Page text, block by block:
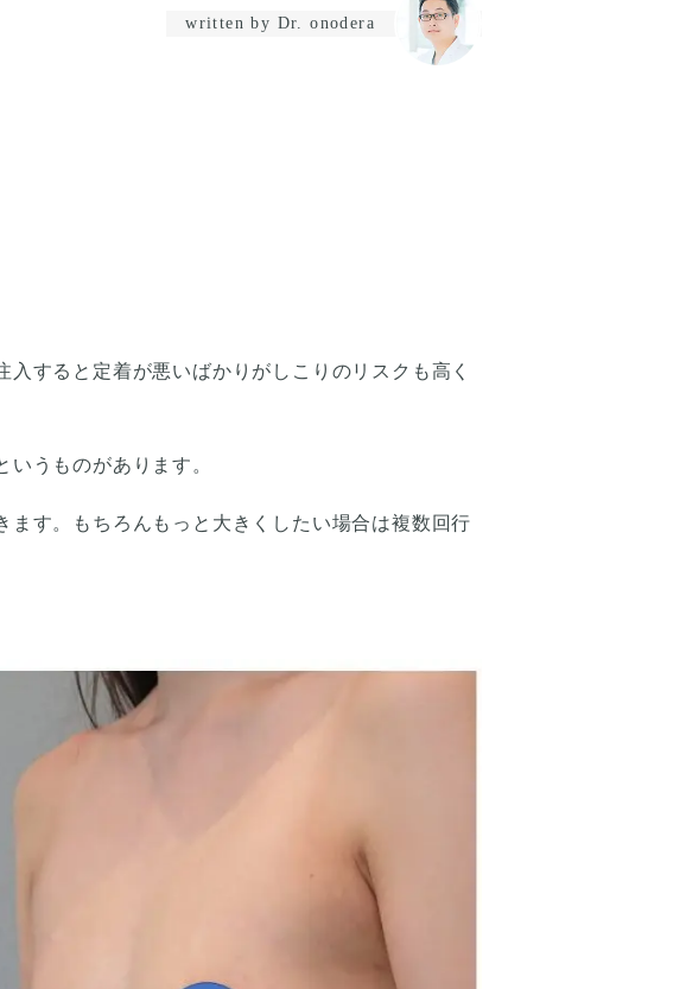
written by Dr. onodera
すると定着が悪いばかりがしこりのリスクも高く
うものがあります。
す。もちろんもっと大きくしたい場合は複数回行